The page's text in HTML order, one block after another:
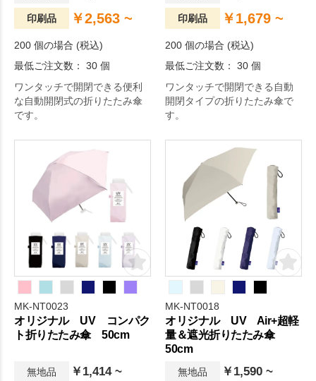
印刷品 ￥2,563 ~
200 個の場合 (税込)
最低ご注文数： 30 個
ワンタッチで開閉できる便利
な自動開閉式の折りたたみ傘
です。
印刷品 ￥1,679 ~
200 個の場合 (税込)
最低ご注文数： 30 個
ワンタッチで開閉できる自動
開閉タイプの折りたたみ傘で
す。
MK-NT0023
オリジナル UV コンパク
ト折りたたみ傘 50cm
無地品 ￥1,414 ~
MK-NT0018
オリジナル UV Air+超軽
量＆遮光折りたたみ傘
50cm
無地品 ￥1,590 ~